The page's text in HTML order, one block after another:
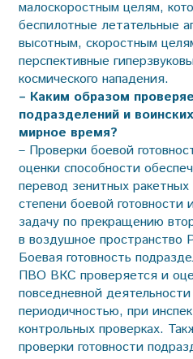
малоскоростным целям,
беспилотные летательные
высотным, скоростным
перспективные
космического нападения.
– Каким образом
подразделений и
мирное время?
– Проверки боевой
оценки способности
перевод зенитных
степени боевой готовности
задачу по прекращению
в воздушное пространство
Боевая готовность
ПВО ВКС проверяется и
повседневной
периодичностью, при
контрольных проверках.
проверки готовности